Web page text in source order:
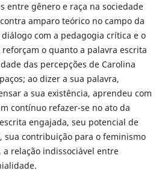
entre gênero e raça na sociedade
amparo teórico no campo da
com a pedagogia crítica e o
o quanto a palavra escrita
das percepções de Carolina
ao dizer a sua palavra,
a sua existência, aprendeu com
contínuo refazer-se no ato da
engajada, seu potencial de
sua contribuição para o feminismo
relação indissociável entre